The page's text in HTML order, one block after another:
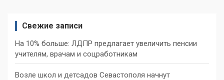
Свежие записи
На 10% больше: ЛДПР предлагает увеличить пенсии
учителям, врачам и соцработникам
Возле школ и детсадов Севастополя начнут